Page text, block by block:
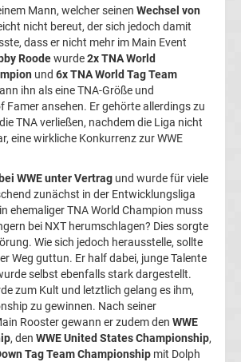
Mann, welcher seinen Wechsel von
nicht bereut, der sich jedoch damit
dass er nicht mehr im Main Event
Roodewurde2x TNA World
und 6x TNA World Tag Team
ihn als eine TNA-Größe und
Famer ansehen. Er gehörte allerdings zu
TNA verließen, nachdem die Liga nicht
eine wirkliche Konkurrenz zur WWE
WWE unter Vertrag und wurde für viele
zunächst in der Entwicklungsliga
ehemaliger TNA World Champion muss
bei NXT herumschlagen? Dies sorgte
Wie sich jedoch herausstelle, sollte
Weg guttun. Er half dabei, junge Talente
selbst ebenfalls stark dargestellt.
zum Kult und letztlich gelang es ihm,
zu gewinnen. Nach seiner
Rooster gewann er zudem den WWE
, den WWE United States Championship,
Tag Team Championship mit Dolph